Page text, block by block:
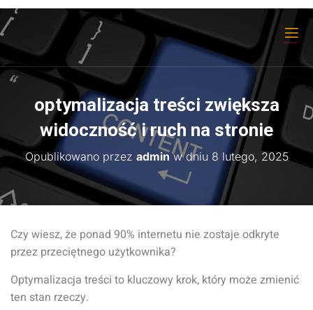
optymalizacja treści zwiększa
widoczność i ruch na stronie
Opublikowano przez adminw dniu 8 lutego, 2025
Czy wiesz, że ponad 90% internetu nie zostaje odkryte
przez przeciętnego użytkownika?
Optymalizacja treści to kluczowy krok, który może zmienić
ten stan rzeczy.